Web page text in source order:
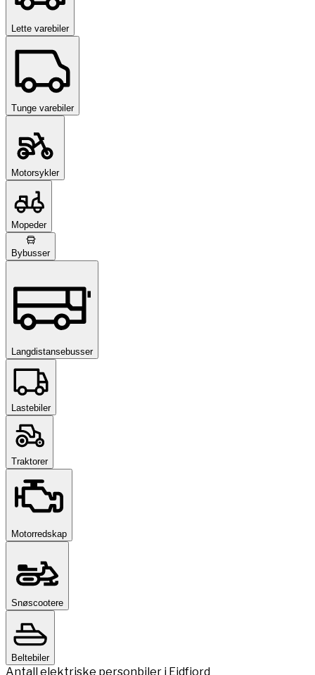
Lette varebiler
Tunge varebiler
Motorsykler
Mopeder
Bybusser
Langdistansebusser
Lastebiler
Traktorer
Motorredskap
Snøscootere
Beltebiler
Antall elektriske personbiler i Eidfjord